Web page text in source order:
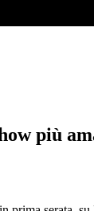
più